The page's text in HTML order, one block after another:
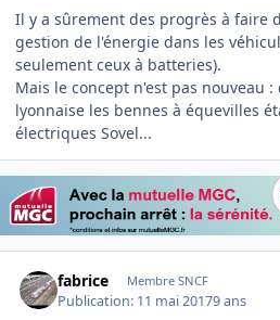
Il y a sûrement des progrès à faire
gestion de l'énergie dans les
seulement ceux à batteries).
Mais le concept n'est pas nouveau
lyonnaise les bennes à équevilles
électriques Sovel...
fabrice Membre SNCF
Publication: 11 mai 20179 ans